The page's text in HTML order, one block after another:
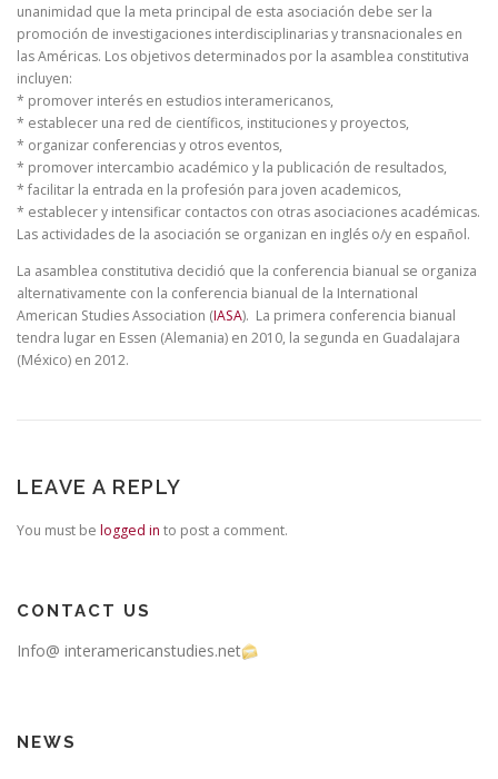
unanimidad que la meta principal de esta asociación debe ser la
promoción de investigaciones interdisciplinarias y transnacionales en
las Américas. Los objetivos determinados por la asamblea constitutiva
incluyen:
* promover interés en estudios interamericanos,
* establecer una red de científicos, instituciones y proyectos,
* organizar conferencias y otros eventos,
* promover intercambio académico y la publicación de resultados,
* facilitar la entrada en la profesión para joven academicos,
* establecer y intensificar contactos con otras asociaciones académicas.
Las actividades de la asociación se organizan en inglés o/y en español.
La asamblea constitutiva decidió que la conferencia bianual se organiza
alternativamente con la conferencia bianual de la International
American Studies Association (IASA). La primera conferencia bianual
tendra lugar en Essen (Alemania) en 2010, la segunda en Guadalajara
(México) en 2012.
LEAVE A REPLY
You must be logged in to post a comment.
CONTACT US
Info@ interamericanstudies.net
NEWS